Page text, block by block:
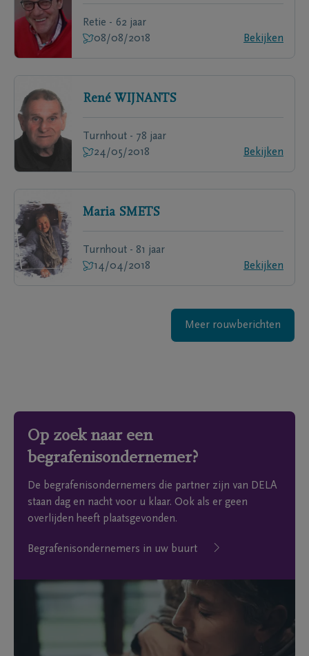
Retie - 62 jaar
08/08/2018
Bekijken
René WIJNANTS
Turnhout - 78 jaar
24/05/2018
Bekijken
Maria SMETS
Turnhout - 81 jaar
14/04/2018
Bekijken
Meer rouwberichten
Op zoek naar een
begrafenisondernemer?
De begrafenisondernemers die partner zijn van DELA
staan dag en nacht voor u klaar. Ook als er geen
overlijden heeft plaatsgevonden.
Begrafenisondernemers in uw buurt